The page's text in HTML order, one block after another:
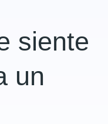
siente
un